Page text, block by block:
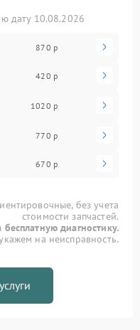
дату 10.08.2026
870 р
420 р
1020 р
770 р
670 р
без учета
стоимости запчастей.
диагностику.
на неисправность.